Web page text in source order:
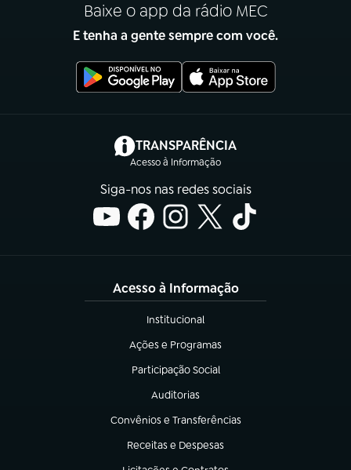
Baixe o app da rádio MEC
E tenha a gente sempre com você.
TRANSPARÊNCIA
Acesso à Informação
(abre em nova aba)
Siga-nos nas redes sociais
Acesso à Informação
Institucional
(abre em nova aba)
Ações e Programas
(abre em nova aba)
Participação Social
(abre em nova aba)
Auditorias
(abre em nova aba)
Convênios e Transferências
(abre em nova aba)
Receitas e Despesas
(abre em nova aba)